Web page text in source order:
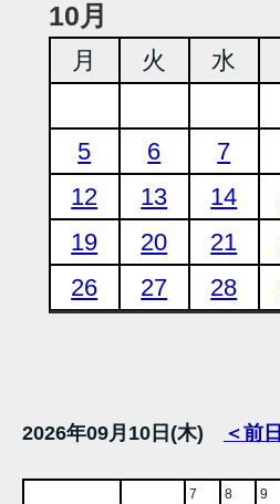
10月
月 火 水
5
6 7
12
13 14
19
20 21
26
27 28
2026年09月10日(木) ＜前日
7 8 9